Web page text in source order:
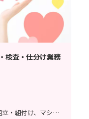
検査・仕分け業務
軽作業、検査、梱包・仕分け、組立・組付け、マシンオペレーター、ハンダ付け